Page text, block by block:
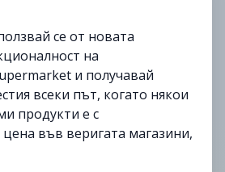
се от новата
на
и получавай
всеки път, когато някои
продукти е с
във веригата магазини,